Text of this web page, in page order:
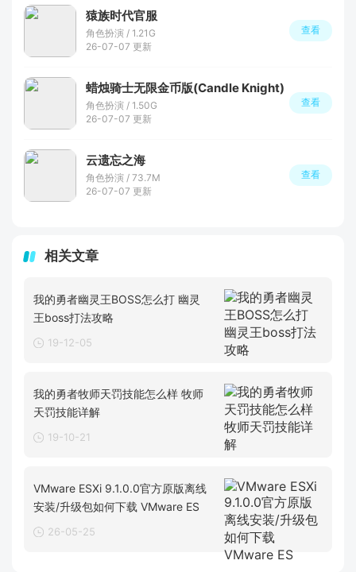
猿族时代官服
角色扮演 / 1.21G
26-07-07 更新
查看
蜡烛骑士无限金币版(Candle Knight)
角色扮演 / 1.50G
26-07-07 更新
查看
云遗忘之海
角色扮演 / 73.7M
26-07-07 更新
查看
相关文章
我的勇者幽灵王BOSS怎么打 幽灵
王boss打法攻略
19-12-05
我的勇者牧师天罚技能怎么样 牧师
天罚技能详解
19-10-21
VMware ESXi 9.1.0.0官方原版离线
安装/升级包如何下载 VMware ES
26-05-25